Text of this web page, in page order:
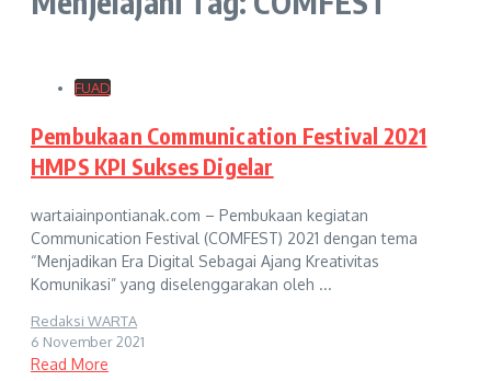
FUAD
Pembukaan Communication Festival 2021
HMPS KPI Sukses Digelar
wartaiainpontianak.com – Pembukaan kegiatan
Communication Festival (COMFEST) 2021 dengan tema
“Menjadikan Era Digital Sebagai Ajang Kreativitas
Komunikasi” yang diselenggarakan oleh ...
Redaksi WARTA
6 November 2021
Read More